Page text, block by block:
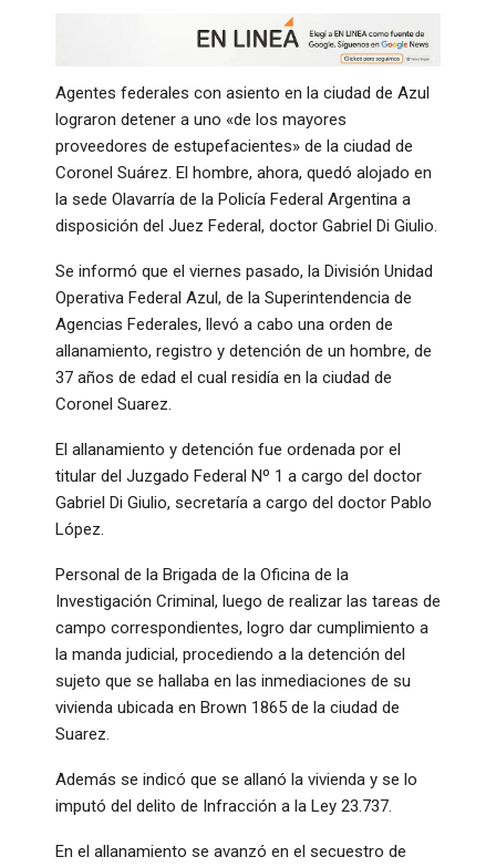
Agentes federales con asiento en la ciudad de Azul
lograron detener a uno «de los mayores
proveedores de estupefacientes» de la ciudad de
Coronel Suárez. El hombre, ahora, quedó alojado en
la sede Olavarría de la Policía Federal Argentina a
disposición del Juez Federal, doctor Gabriel Di Giulio.
Se informó que el viernes pasado, la División Unidad
Operativa Federal Azul, de la Superintendencia de
Agencias Federales, llevó a cabo una orden de
allanamiento, registro y detención de un hombre, de
37 años de edad el cual residía en la ciudad de
Coronel Suarez.
El allanamiento y detención fue ordenada por el
titular del Juzgado Federal Nº 1 a cargo del doctor
Gabriel Di Giulio, secretaría a cargo del doctor Pablo
López.
Personal de la Brigada de la Oficina de la
Investigación Criminal, luego de realizar las tareas de
campo correspondientes, logro dar cumplimiento a
la manda judicial, procediendo a la detención del
sujeto que se hallaba en las inmediaciones de su
vivienda ubicada en Brown 1865 de la ciudad de
Suarez.
Además se indicó que se allanó la vivienda y se lo
imputó del delito de Infracción a la Ley 23.737.
En el allanamiento se avanzó en el secuestro de